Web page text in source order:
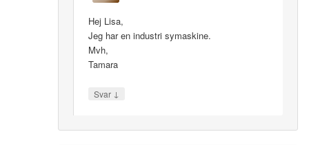
Hej Lisa,
Jeg har en industri symaskine.
Mvh,
Tamara
Svar ↓